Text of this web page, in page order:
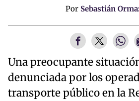
Por Sebastián
Una preocupante
denunciada por los
transporte público en la